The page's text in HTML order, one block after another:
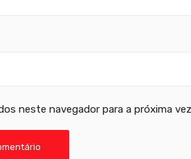
neste navegador para a próxima